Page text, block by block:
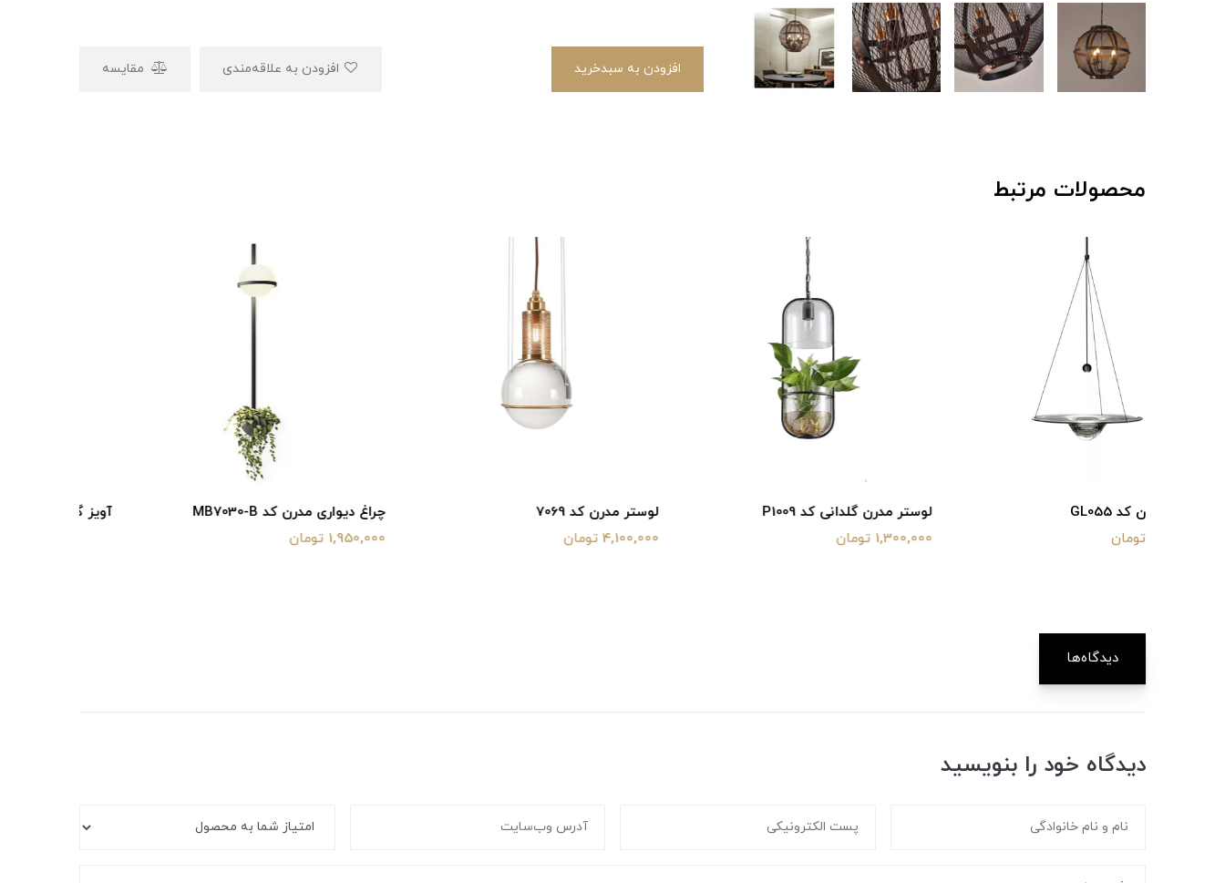
افزودن به سبدخرید مقایسه
محصولات مرتبط
لوستر مدرن گلدانی کد P1009
1,300,000 تومان
لوستر مدرن کد 7069
4,100,000 تومان
چراغ دیواری مدرن کد MB7030-B
1,950,000 تومان
آویز گلدانی مدرن MD7030B
دیدگاه‌ها
دیدگاه خود را بنویسید